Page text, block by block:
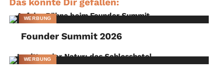
WERBUNG
Founder Summit 2026
WERBUNG